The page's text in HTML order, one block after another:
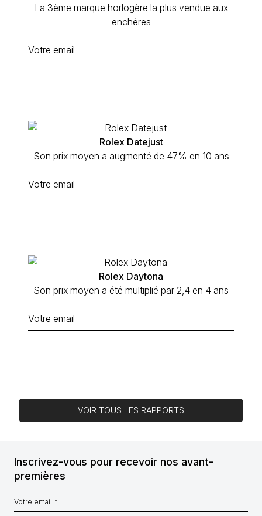
La 3ème marque horlogère la plus vendue aux
enchères
Rolex Datejust
Son prix moyen a augmenté de 47% en 10 ans
Rolex Daytona
Son prix moyen a été multiplié par 2,4 en 4 ans
VOIR TOUS LES RAPPORTS
Inscrivez-vous pour recevoir nos avant-
premières